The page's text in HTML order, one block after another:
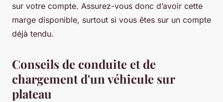
sur votre compte. Assurez-vous donc d’avoir cette
marge disponible, surtout si vous êtes sur un compte
déjà tendu.
Conseils de conduite et de
chargement d'un véhicule sur
plateau